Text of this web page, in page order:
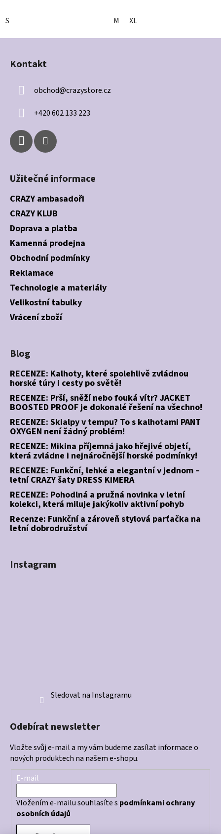
S M XL
Z
Kontakt
obchod@crazystore.cz
+420 602 133 223
Užitečné informace
CRAZY ambasadoři
CRAZY KLUB
Doprava a platba
Kamenná prodejna
Obchodní podmínky
Reklamace
Technologie a materiály
Velikostní tabulky
Vrácení zboží
Blog
RECENZE: Kalhoty, které spolehlivě zvládnou
horské túry i cesty po světě!
RECENZE: Prší, sněží nebo fouká vítr? JACKET
BOOSTED PROOF je dokonalé řešení na všechno!
RECENZE: Skialpy v tempu? To s kalhotami PANT
OXYGEN není žádný problém!
RECENZE: Mikina příjemná jako hřejivé objetí,
která zvládne i nejnáročnější horské podmínky!
RECENZE: Funkční, lehké a elegantní v jednom –
letní CRAZY šaty DRESS KIMERA
RECENZE: Pohodlná a pružná novinka v letní
kolekci, která miluje jakýkoliv aktivní pohyb
Recenze: Funkční a zároveň stylová parťačka na
letní dobrodružství
Instagram
Sledovat na Instagramu
Odebírat newsletter
Vložte svůj e-mail a my vám budeme zasílat informace o
nových produktech na našem e-shopu.
E-mail
Vložením e-mailu souhlasíte s podmínkami ochrany
osobních údajů